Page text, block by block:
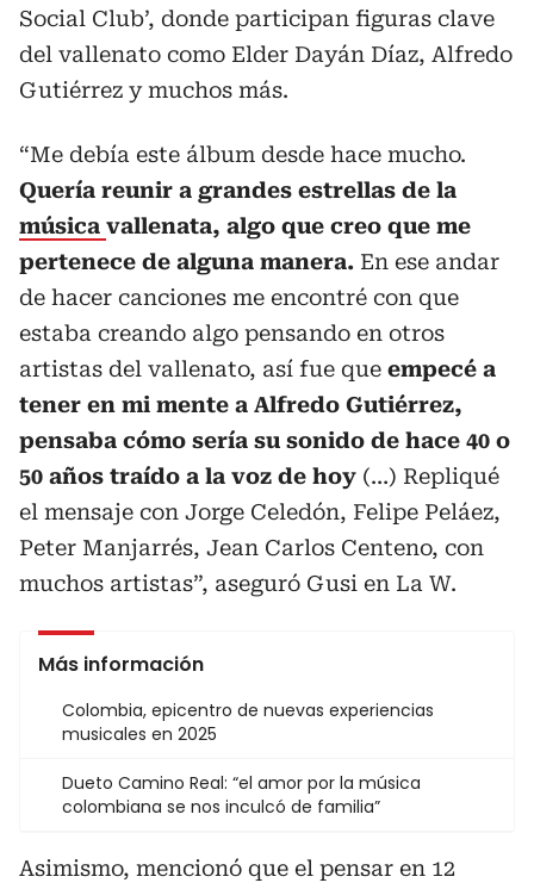
Social Club’, donde participan figuras clave
del vallenato como Elder Dayán Díaz, Alfredo
Gutiérrez y muchos más.
“Me debía este álbum desde hace mucho.
Quería reunir a grandes estrellas de la
música vallenata, algo que creo que me
pertenece de alguna manera. En ese andar
de hacer canciones me encontré con que
estaba creando algo pensando en otros
artistas del vallenato, así fue que empecé a
tener en mi mente a Alfredo Gutiérrez,
pensaba cómo sería su sonido de hace 40 o
50 años traído a la voz de hoy (…) Repliqué
el mensaje con Jorge Celedón, Felipe Peláez,
Peter Manjarrés, Jean Carlos Centeno, con
muchos artistas”, aseguró Gusi en La W.
Más información
Colombia, epicentro de nuevas experiencias
musicales en 2025
Dueto Camino Real: “el amor por la música
colombiana se nos inculcó de familia”
Asimismo, mencionó que el pensar en 12